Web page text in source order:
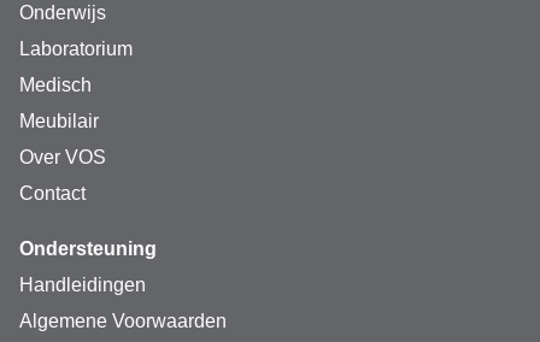
Onderwijs
Laboratorium
Medisch
Meubilair
Over VOS
Contact
Ondersteuning
Handleidingen
Algemene Voorwaarden